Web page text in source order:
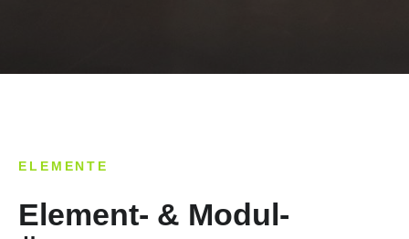
ELEMENTE
Element- & Modul-